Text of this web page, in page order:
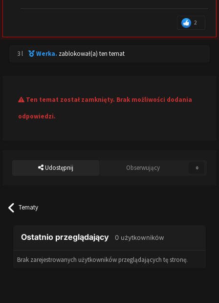
2
3 l Werka. zablokował(a) ten temat
Ten temat został zamknięty. Brak możliwości dodania
odpowiedzi.
Udostępnij Obserwujący 0
Tematy
Ostatnio przeglądający 0 użytkowników
Brak zarejestrowanych użytkowników przeglądających tę stronę.